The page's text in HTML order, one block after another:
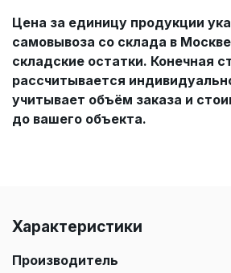
Цена за единицу продукции
самовывоза со склада в
складские остатки. Конечная
рассчитывается
учитывает объём заказа и
до вашего объекта.
Характеристики
Производитель